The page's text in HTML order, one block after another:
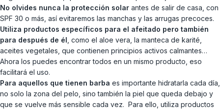
No olvides nunca la protección solar antes de salir de casa, con
SPF 30 o más, así evitaremos las manchas y las arrugas precoces.
Utiliza productos específicos para el afeitado pero también
para después de él , como el aloe vera, la manteca de karité,
aceites vegetales, que contienen principios activos calmantes…
Ahora los puedes encontrar todos en un mismo producto, eso
facilitará el uso.
Para aquellos que tienen barba es importante hidratarla cada día,
no solo la zona del pelo, sino también la piel que queda debajo y
que se vuelve más sensible cada vez. Para ello, utiliza productos